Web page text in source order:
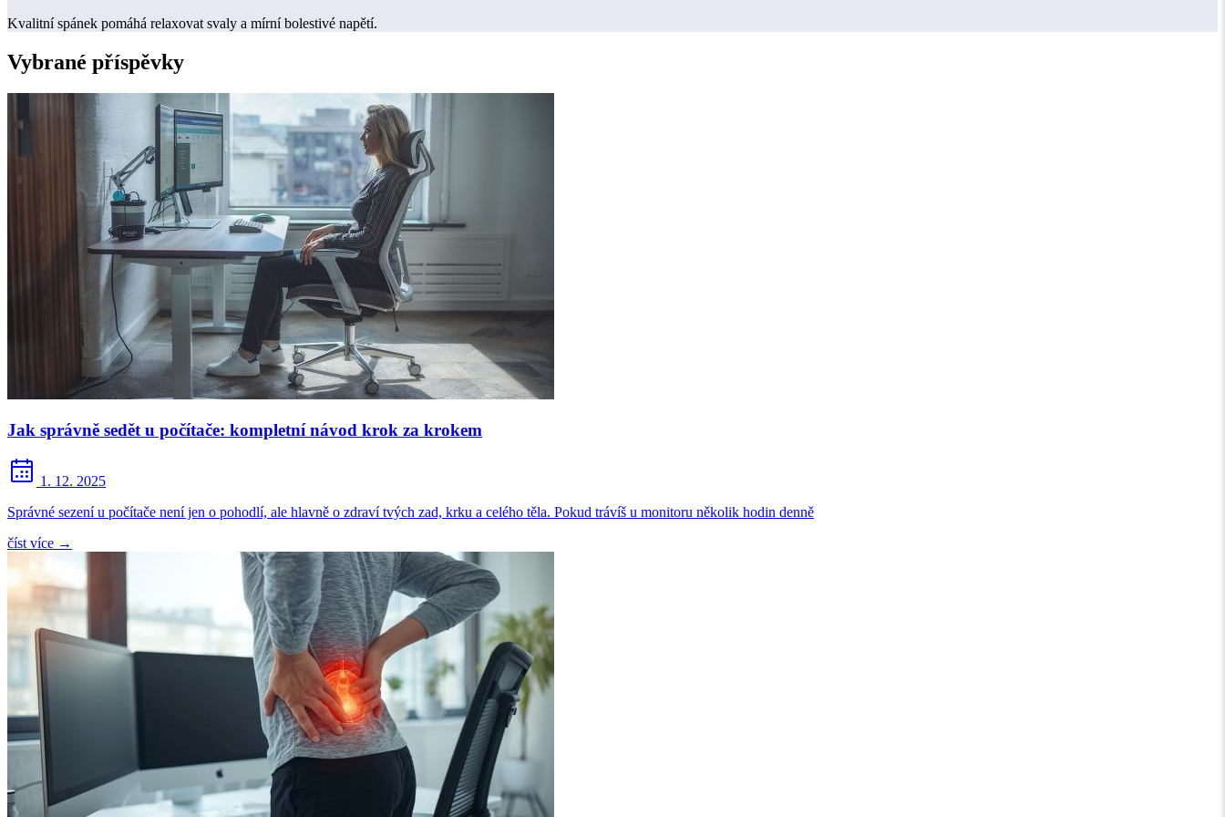
Kvalitní spánek pomáhá relaxovat svaly a mírní bolestivé napětí.
Vybrané příspěvky
Jak správně sedět u počítače: kompletní návod krok za krokem
1. 12. 2025
Správné sezení u počítače není jen o pohodlí, ale hlavně o zdraví tvých zad, krku a celého těla. Pokud trávíš u monitoru několik hodin denně
číst více →